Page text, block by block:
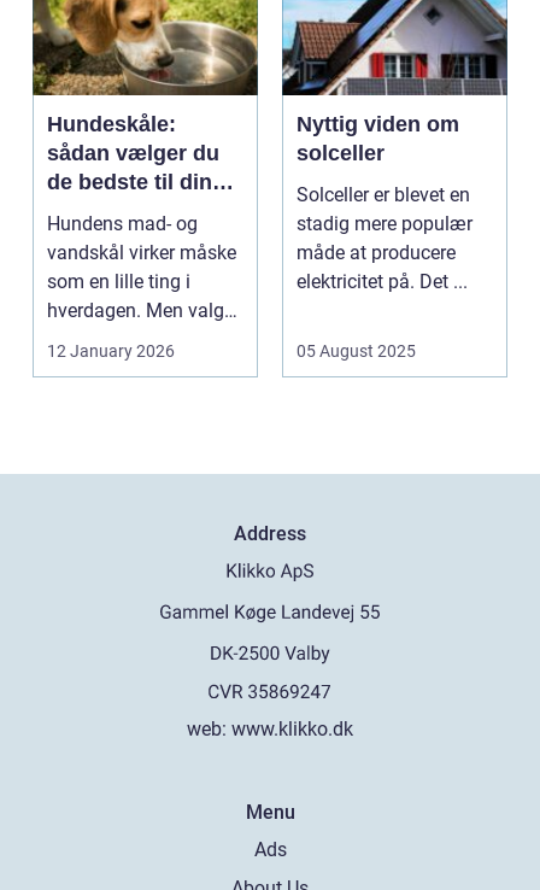
Hundeskåle:
sådan vælger du
de bedste til din
hund
Hundens mad- og
vandskål virker måske
som en lille ting i
hverdagen. Men valg
af sk&arin...
12 January 2026
Nyttig viden om
solceller
Solceller er blevet en
stadig mere populær
måde at producere
elektricitet på. Det ...
05 August 2025
Address
web: www.klikko.dk
Menu
Ads